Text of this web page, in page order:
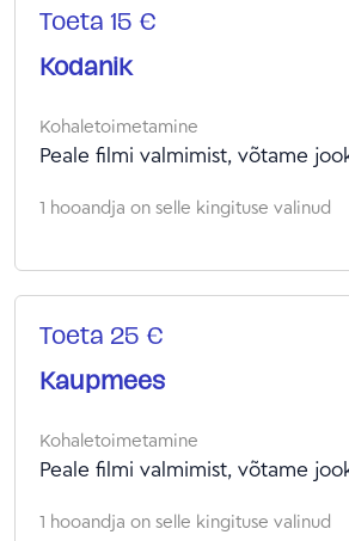
Toeta 15 €
Kodanik
Kohaletoimetamine
Peale filmi valmimist, võtame
1 hooandja on selle kingituse valinud
Toeta 25 €
Kaupmees
Kohaletoimetamine
Peale filmi valmimist, võtame
1 hooandja on selle kingituse valinud